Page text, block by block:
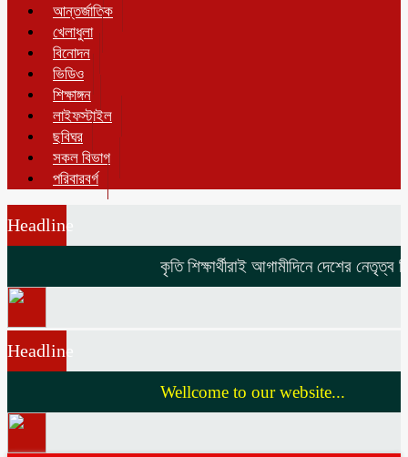
আন্তর্জাতিক
খেলাধুলা
বিনোদন
ভিডিও
শিক্ষাঙ্গন
লাইফস্টাইল
ছবিঘর
সকল বিভাগ
পরিবারবর্গ
Headline
কৃতি শিক্ষার্থীরাই আগামীদিনে দেশের নেতৃত্ব
Headline
Wellcome to our website...